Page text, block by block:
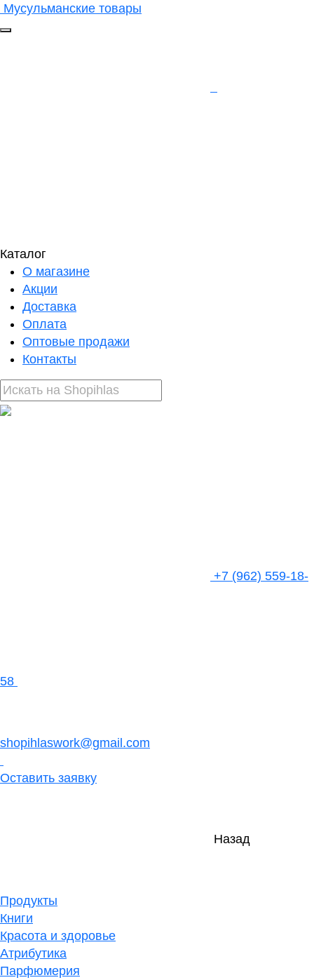
Мусульманские товары
Каталог
О магазине
Акции
Доставка
Оплата
Оптовые продажи
Контакты
+7 (962) 559-18-
58
shopihlaswork@gmail.com
Оставить заявку
Назад
Продукты
Книги
Красота и здоровье
Атрибутика
Парфюмерия